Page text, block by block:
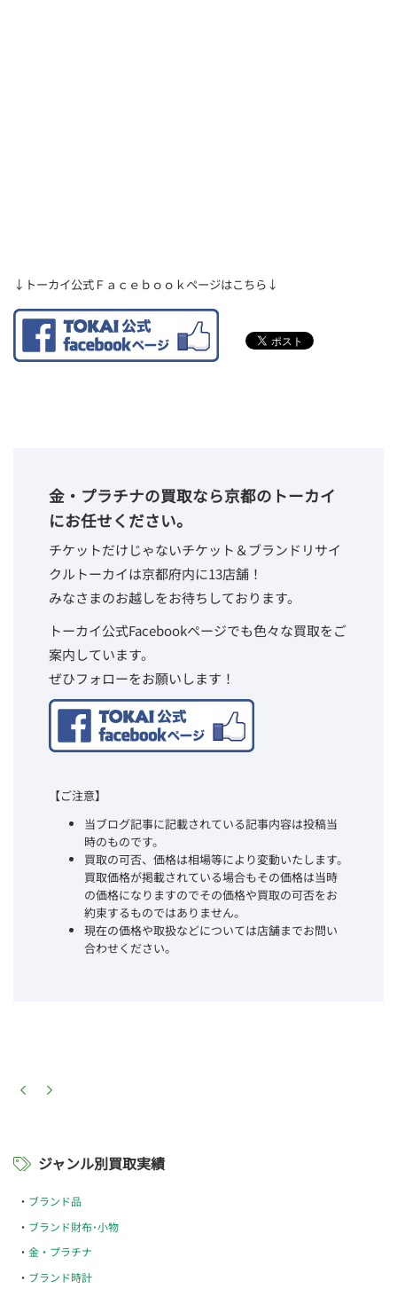
↓トーカイ公式Ｆａｃｅｂｏｏｋページはこちら↓
金・プラチナの買取なら京都のトーカイ
にお任せください。
チケットだけじゃないチケット＆ブランドリサイ
クルトーカイは京都府内に13店舗！
みなさまのお越しをお待ちしております。
トーカイ公式Facebookページでも色々な買取をご
案内しています。
ぜひフォローをお願いします！
【ご注意】
当ブログ記事に記載されている記事内容は投稿当
時のものです。
買取の可否、価格は相場等により変動いたします。
買取価格が掲載されている場合もその価格は当時
の価格になりますのでその価格や買取の可否をお
約束するものではありません。
現在の価格や取扱などについては店舗までお問い
合わせください。
ジャンル別買取実績
ブランド品
ブランド財布･小物
金・プラチナ
ブランド時計